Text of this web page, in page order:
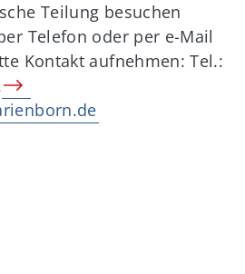
Teilung besuchen
Telefon oder per e-Mail
Kontakt aufnehmen: Tel.: